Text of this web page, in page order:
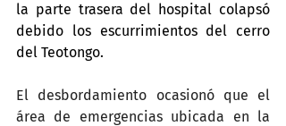
la parte trasera del hospital colapsó
debido los escurrimientos del cerro
del Teotongo.
El desbordamiento ocasionó que el
área de emergencias ubicada en la